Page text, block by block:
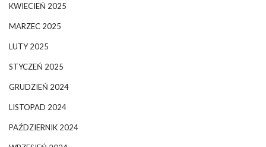
KWIECIEŃ 2025
MARZEC 2025
LUTY 2025
STYCZEŃ 2025
GRUDZIEŃ 2024
LISTOPAD 2024
PAŹDZIERNIK 2024